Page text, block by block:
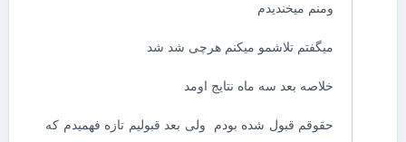
ومنم میخندیدم
میگفتم تلاشمو میکنم هرچی شد شد
خلاصه بعد سه ماه نتایج اومد
حقوقم قبول شده بودم ولی بعد قبولیم تازه فهمیدم که